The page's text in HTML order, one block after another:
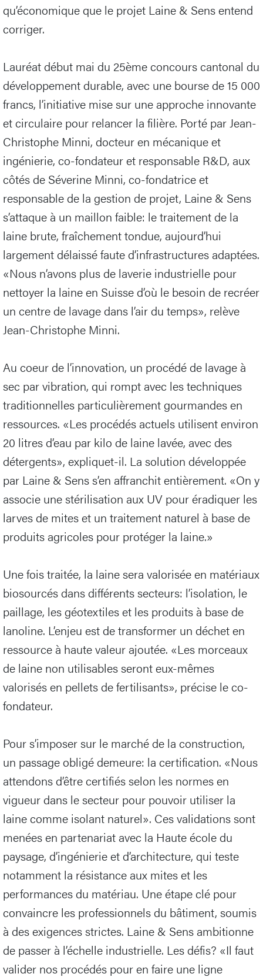
qu’économique que le projet Laine & Sens entend
corriger.
Lauréat début mai du 25ème concours cantonal du
développement durable, avec une bourse de 15 000
francs, l’initiative mise sur une approche innovante
et circulaire pour relancer la filière. Porté par Jean-
Christophe Minni, docteur en mécanique et
ingénierie, co-fondateur et responsable R&D, aux
côtés de Séverine Minni, co-fondatrice et
responsable de la gestion de projet, Laine & Sens
s’attaque à un maillon faible: le traitement de la
laine brute, fraîchement tondue, aujourd’hui
largement délaissé faute d’infrastructures adaptées.
«Nous n’avons plus de laverie industrielle pour
nettoyer la laine en Suisse d’où le besoin de recréer
un centre de lavage dans l’air du temps», relève
Jean-Christophe Minni.
Au coeur de l’innovation, un procédé de lavage à
sec par vibration, qui rompt avec les techniques
traditionnelles particulièrement gourmandes en
ressources. «Les procédés actuels utilisent environ
20 litres d’eau par kilo de laine lavée, avec des
détergents», expliquet-il. La solution développée
par Laine & Sens s’en affranchit entièrement. «On y
associe une stérilisation aux UV pour éradiquer les
larves de mites et un traitement naturel à base de
produits agricoles pour protéger la laine.»
Une fois traitée, la laine sera valorisée en matériaux
biosourcés dans différents secteurs: l’isolation, le
paillage, les géotextiles et les produits à base de
lanoline. L’enjeu est de transformer un déchet en
ressource à haute valeur ajoutée. «Les morceaux
de laine non utilisables seront eux-mêmes
valorisés en pellets de fertilisants», précise le co-
fondateur.
Pour s’imposer sur le marché de la construction,
un passage obligé demeure: la certification. «Nous
attendons d’être certifiés selon les normes en
vigueur dans le secteur pour pouvoir utiliser la
laine comme isolant naturel». Ces validations sont
menées en partenariat avec la Haute école du
paysage, d’ingénierie et d’architecture, qui teste
notamment la résistance aux mites et les
performances du matériau. Une étape clé pour
convaincre les professionnels du bâtiment, soumis
à des exigences strictes. Laine & Sens ambitionne
de passer à l’échelle industrielle. Les défis? «Il faut
valider nos procédés pour en faire une ligne